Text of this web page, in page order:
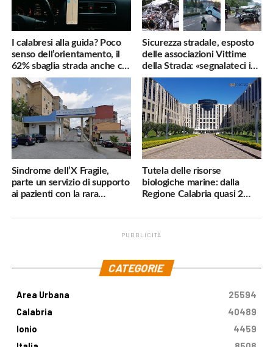
I calabresi alla guida? Poco
senso dell’orientamento, il
62% sbaglia strada anche col
navigatore
Sicurezza stradale, esposto
delle associazioni Vittime
della Strada: «segnalateci i
pericoli, interverremo
subito»
Sindrome dell’X Fragile,
parte un servizio di supporto
ai pazienti con la rara
Tutela delle risorse
biologiche marine: dalla
Regione Calabria quasi 2
PUBBLICITÀ
CATEGORIE
Area Urbana
25594
Calabria
40489
Ionio
4459